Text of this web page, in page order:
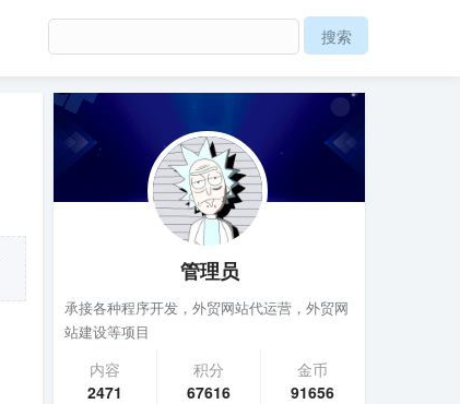
管理员
承接各种程序开发，外贸网站代运营，外贸网
站建设等项目
内容
2471
积分
67616
金币
91656